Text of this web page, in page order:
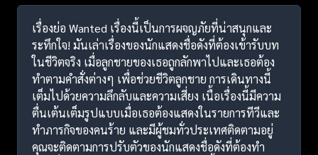
เรื่องย่อ Wanted เรื่องนี้เป็นการผจญภัยที่น่าสนุกและ
ระทึกใจ! มันเล่าเรื่องของนักแสดงชื่อดังที่ต้องเข้ารับบท
ในชีวิตจริง เมื่อลูกชายของเธอถูกลักพาไปและเธอต้อง
ทำตามคำสั่งต่างๆ เพื่อช่วยชีวิตลูกชาย การเดินทางนี้
เต็มไปด้วยความลึกลับและความเสี่ยง เนื้อเรื่องนี้มีความ
ตื่นเต้นเต็มรูปแบบเมื่อเธอต้องแสดงในรายการทีวีและ
ทำภารกิจของคนร้าย และมีผู้ชมทั่วประเทศติดตามอยู่
คุณจะติดตามการปรับตัวของนักแสดงชื่อดังที่ต้องทำ